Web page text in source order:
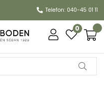
Telefon: 040-45 01 11
0